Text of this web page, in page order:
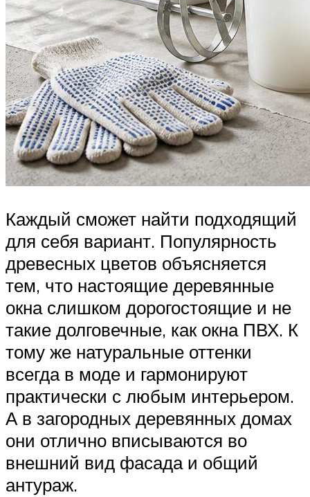
Каждый сможет найти подходящий
для себя вариант. Популярность
древесных цветов объясняется
тем, что настоящие деревянные
окна слишком дорогостоящие и не
такие долговечные, как окна ПВХ. К
тому же натуральные оттенки
всегда в моде и гармонируют
практически с любым интерьером.
А в загородных деревянных домах
они отлично вписываются во
внешний вид фасада и общий
антураж.